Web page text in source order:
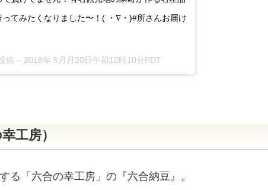
てみたくなりました〜！( ・∇・)#所さんお届け
稿 – 2018年 5月月20日午前12時10分PDT
工房）
る「六合の幸工房」の『六合納豆』。